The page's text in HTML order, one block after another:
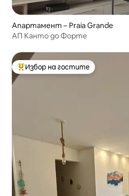
Апартамент – Praia Grande
АП Канто до Форте
Най-популярен избор на гостите
Избор на гостите